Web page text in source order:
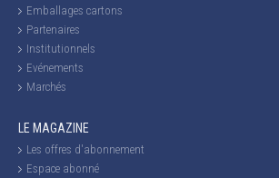
Emballages cartons
Partenaires
Institutionnels
Evénements
Marchés
LE MAGAZINE
Les offres d'abonnement
Espace abonné